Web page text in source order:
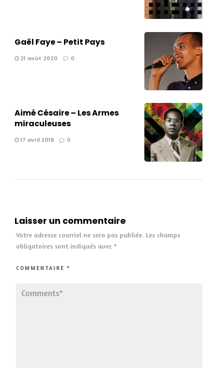
Gaël Faye – Petit Pays
21 août 2020 0
Aimé Césaire – Les Armes
miraculeuses
17 avril 2018 0
Laisser un commentaire
Votre adresse courriel ne sera pas publiée. Les champs
obligatoires sont indiqués avec *
COMMENTAIRE *